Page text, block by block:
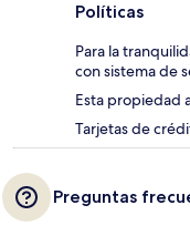
Políticas
Para la
con sistema de
Esta propiedad
Tarjetas de
Preguntas